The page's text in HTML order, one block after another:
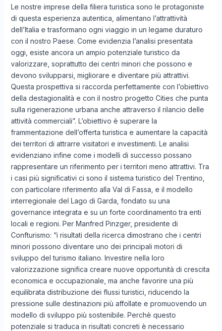
Le nostre imprese della filiera turistica sono le protagoniste
di questa esperienza autentica, alimentano l’attrattività
dell’Italia e trasformano ogni viaggio in un legame duraturo
con il nostro Paese. Come evidenzia l’analisi presentata
oggi, esiste ancora un ampio potenziale turistico da
valorizzare, soprattutto dei centri minori che possono e
devono svilupparsi, migliorare e diventare più attrattivi.
Questa prospettiva si raccorda perfettamente con l’obiettivo
della destagionalità e con il nostro progetto Cities che punta
sulla rigenerazione urbana anche attraverso il rilancio delle
attività commerciali”. L’obiettivo è superare la
frammentazione dell’offerta turistica e aumentare la capacità
dei territori di attrarre visitatori e investimenti. Le analisi
evidenziano infine come i modelli di successo possano
rappresentare un riferimento per i territori meno attrattivi. Tra
i casi più significativi ci sono il sistema turistico del Trentino,
con particolare riferimento alla Val di Fassa, e il modello
interregionale del Lago di Garda, fondato su una
governance integrata e su un forte coordinamento tra enti
locali e regioni. Per Manfred Pinzger, presidente di
Confturismo: “i risultati della ricerca dimostrano che i centri
minori possono diventare uno dei principali motori di
sviluppo del turismo italiano. Investire nella loro
valorizzazione significa creare nuove opportunità di crescita
economica e occupazionale, ma anche favorire una più
equilibrata distribuzione dei flussi turistici, riducendo la
pressione sulle destinazioni più affollate e promuovendo un
modello di sviluppo più sostenibile. Perchè questo
potenziale si traduca in risultati concreti è necessario